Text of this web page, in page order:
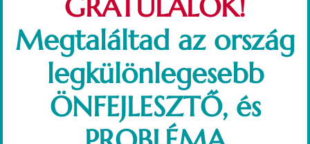
GRATULÁLOK!
Megtaláltad az ország
legkülönlegesebb
ÖNFEJLESZTŐ, és